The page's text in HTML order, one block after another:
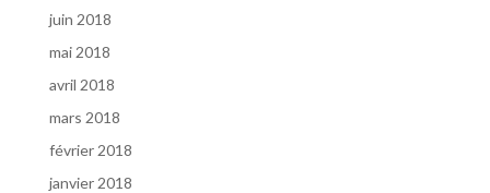
juin 2018
mai 2018
avril 2018
mars 2018
février 2018
janvier 2018